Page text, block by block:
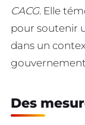
CACG. Elle
pour soutenir
dans un
Des